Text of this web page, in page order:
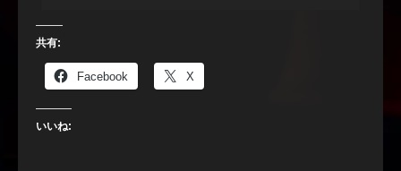
共有:
Facebook X
いいね: